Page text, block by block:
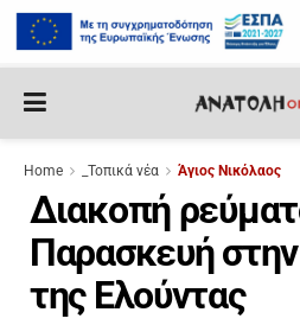
Home _Τοπικά νέα Άγιος Νικόλαος
Διακοπή
Παρασκευή
της Ελούντας